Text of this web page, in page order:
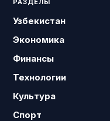
РАЗДЕЛЫ
Узбекистан
Экономика
Финансы
Технологии
Культура
Спорт